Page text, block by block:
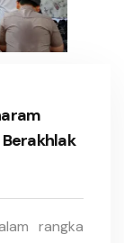
rangka